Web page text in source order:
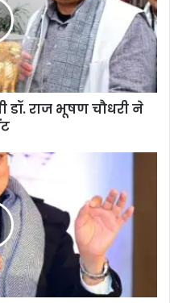
डॉ. राज भूषण चौधरी ने